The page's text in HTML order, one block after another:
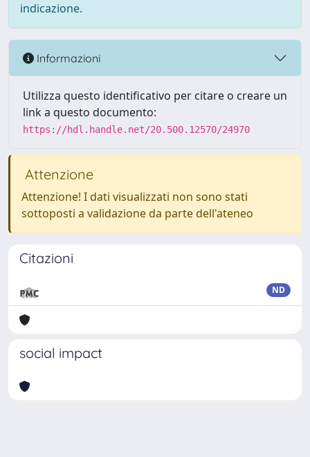
indicazione.
Informazioni
Utilizza questo identificativo per citare o creare un
link a questo documento:
https://hdl.handle.net/20.500.12570/24970
Attenzione
Attenzione! I dati visualizzati non sono stati
sottoposti a validazione da parte dell'ateneo
Citazioni
ND
social impact